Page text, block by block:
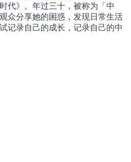
代》。年过三十，被称为「中
众分享她的困惑，发现日常生活
记录自己的成长，记录自己的中